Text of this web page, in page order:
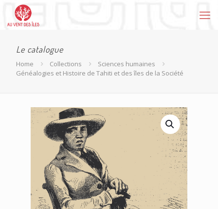
Le catalogue
Home Collections
Sciences humaines
Généalogies et Histoire de Tahiti et des îles de la Société